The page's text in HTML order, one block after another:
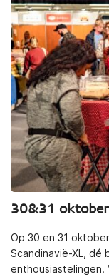
30&31
Op 30 en 31
Scandinavië-XL, dé
enthousiastelingen.